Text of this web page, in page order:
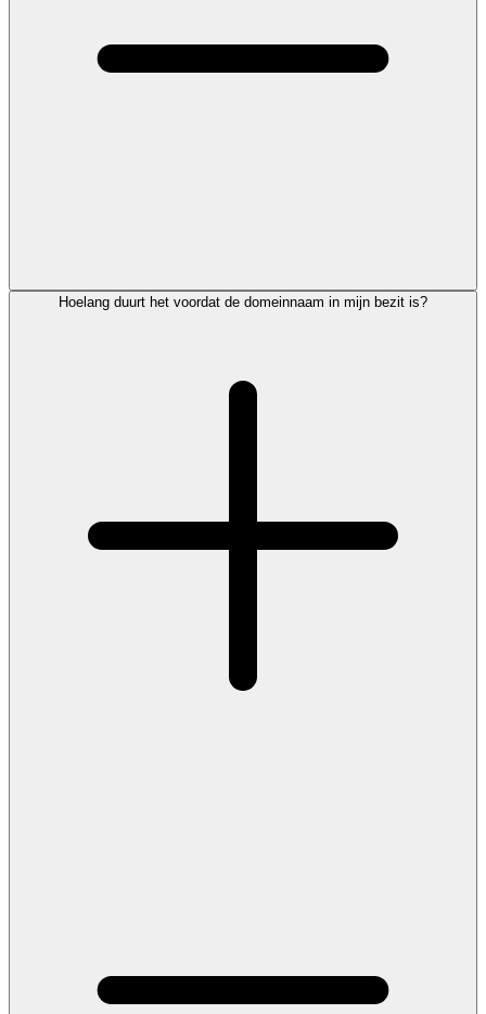
Hoelang duurt het voordat de domeinnaam in mijn bezit is?